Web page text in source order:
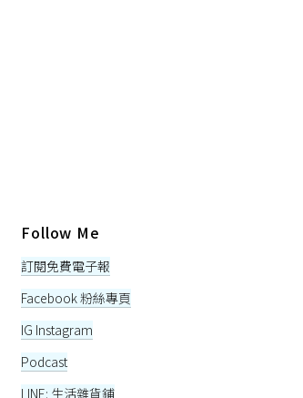
Follow Me
訂閱免費電子報
Facebook 粉絲專頁
IG Instagram
Podcast
LINE: 生活雜貨鋪